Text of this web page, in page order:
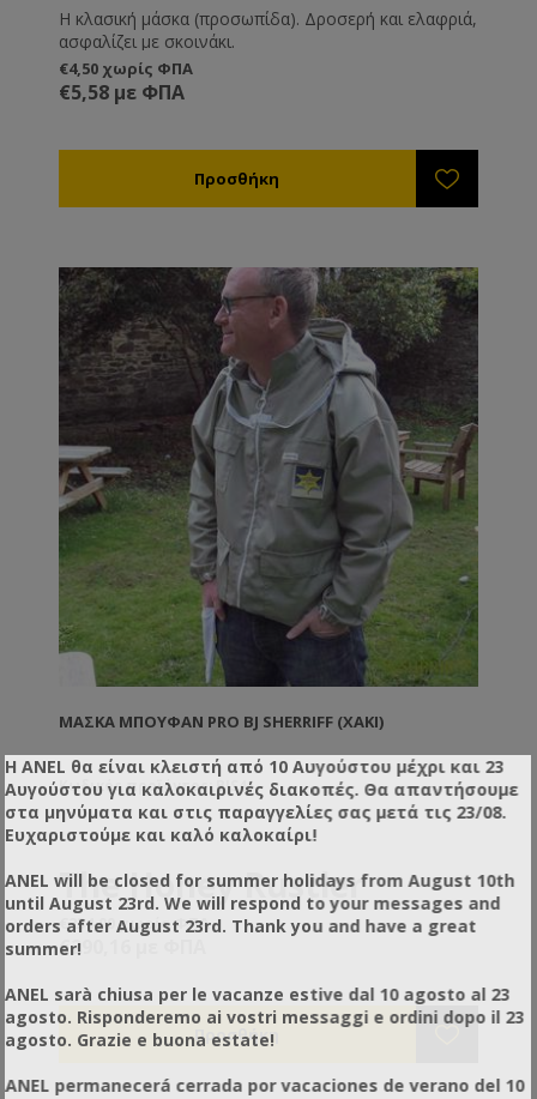
Η κλασική μάσκα (προσωπίδα). Δροσερή και ελαφριά,
ασφαλίζει με σκοινάκι.
€4,50 χωρίς ΦΠΑ
€5,58 με ΦΠΑ
ΜΆΣΚΑ ΜΠΟΥΦΆΝ PRO BJ SHERRIFF (ΧΑΚΊ)
Κωδικός προϊόντος: BJS41
The Honey Rustler
beekeeping jacket
Rustler ™beekeeping jacket
from BJ Sherriff, with integral
hood and detachable
The BJ Sherriff Honey Rustler is the ultimate
standards, from a lightweight yet protective fabric, it
€234,00 χωρίς ΦΠΑ
€290,16 με ΦΠΑ
Η ANEL θα είναι κλειστή από 10 Αυγούστου μέχρι και 23
Αυγούστου για καλοκαιρινές διακοπές. Θα απαντήσουμε
στα μηνύματα και στις παραγγελίες σας μετά τις 23/08.
Ευχαριστούμε και καλό καλοκαίρι!
ANEL will be closed for summer holidays from August 10th
until August 23rd. We will respond to your messages and
orders after August 23rd. Thank you and have a great
summer!
ANEL sarà chiusa per le vacanze estive dal 10 agosto al 23
agosto. Risponderemo ai vostri messaggi e ordini dopo il 23
agosto. Grazie e buona estate!
ANEL permanecerá cerrada por vacaciones de verano del 10